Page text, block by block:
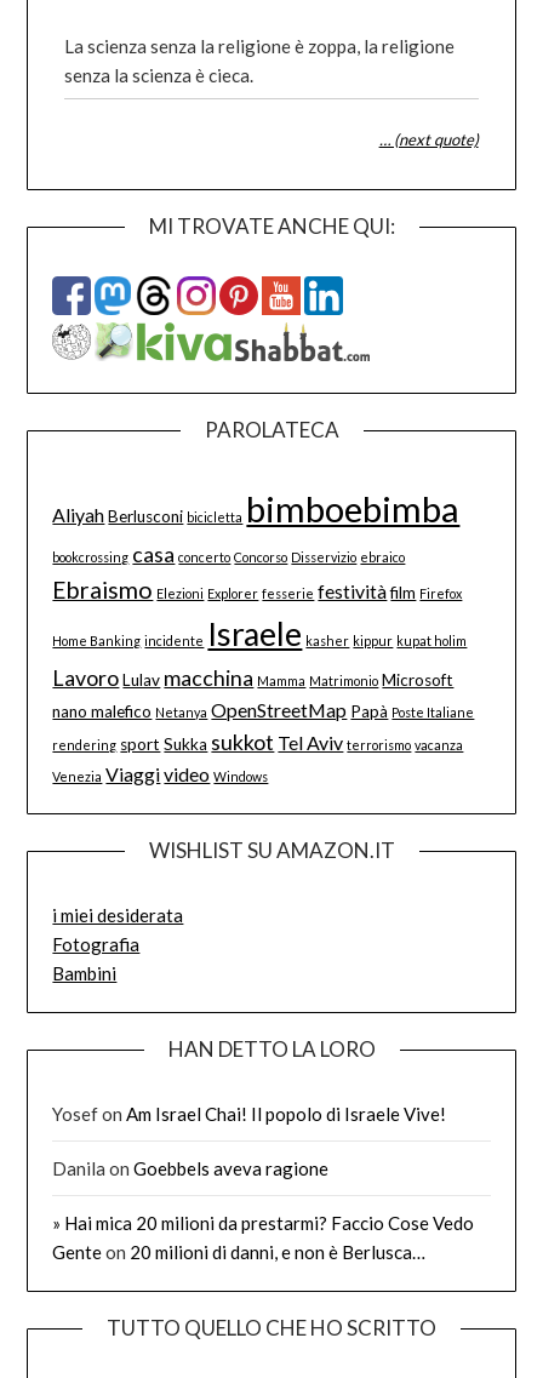
La scienza senza la religione è zoppa, la religione
senza la scienza è cieca.
… (next quote)
MI TROVATE ANCHE QUI:
PAROLATECA
Aliyah Berlusconi bicicletta bimboebimba
bookcrossing casa concerto Concorso Disservizio ebraico
Ebraismo Elezioni Explorer fesserie festività film Firefox
Home Banking incidente Israele kasher kippur kupat holim
Lavoro Lulav macchina Mamma Matrimonio Microsoft
nano malefico Netanya OpenStreetMap Papà Poste Italiane
rendering sport Sukka sukkot Tel Aviv terrorismo vacanza
Venezia Viaggivideo Windows
WISHLIST SU AMAZON.IT
i miei desiderata
Fotografia
Bambini
HAN DETTO LA LORO
Yosefon Am Israel Chai! Il popolo di Israele Vive!
Danila onGoebbels aveva ragione
» Hai mica 20 milioni da prestarmi? Faccio Cose Vedo
Genteon 20 milioni di danni, e non è Berlusca…
TUTTO QUELLO CHE HO SCRITTO